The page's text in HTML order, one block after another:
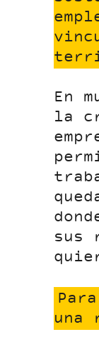
En
la
sus
una